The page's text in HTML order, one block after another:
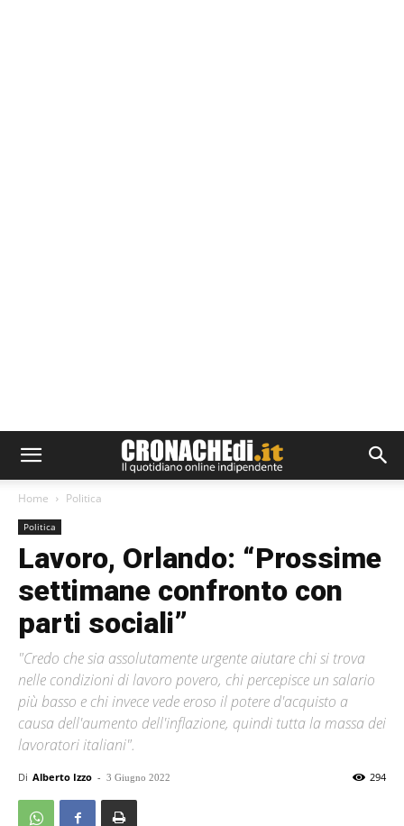
Home Politica
Politica
Lavoro, Orlando: “Prossime
settimane confronto con
parti sociali”
"Credo che sia assolutamente urgente aiutare chi si trova
nelle condizioni di lavoro povero, chi percepisce un salario
più basso e chi invece vede eroso il potere d'acquisto a
causa dell'aumento dell'inflazione, quindi tutta la massa dei
lavoratori italiani".
Di Alberto Izzo - 3 Giugno 2022 294